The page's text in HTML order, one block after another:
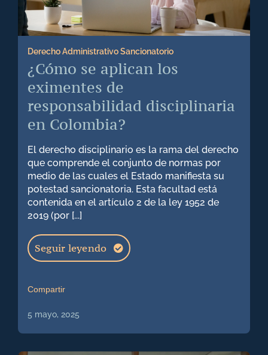
Derecho Administrativo Sancionatorio
¿Cómo se aplican los
eximentes de
responsabilidad disciplinaria
en Colombia?
El derecho disciplinario es la rama del derecho
que comprende el conjunto de normas por
medio de las cuales el Estado manifiesta su
potestad sancionatoria. Esta facultad está
contenida en el artículo 2 de la ley 1952 de
2019 (por [...]
Seguir leyendo
Compartir
5 mayo, 2025